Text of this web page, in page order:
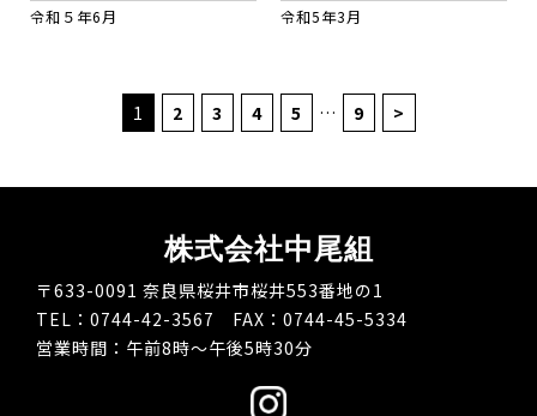
令和５年6月
令和5年3月
1 2 3 4 5 … 9 >
株式会社中尾組
〒633-0091 奈良県桜井市桜井553番地の1
TEL：0744-42-3567 FAX：0744-45-5334
営業時間：午前8時～午後5時30分